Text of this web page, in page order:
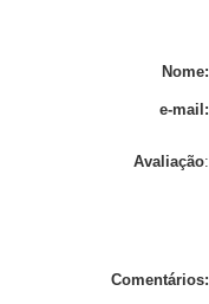
Nome:
e-mail:
Avaliação:
Comentários: